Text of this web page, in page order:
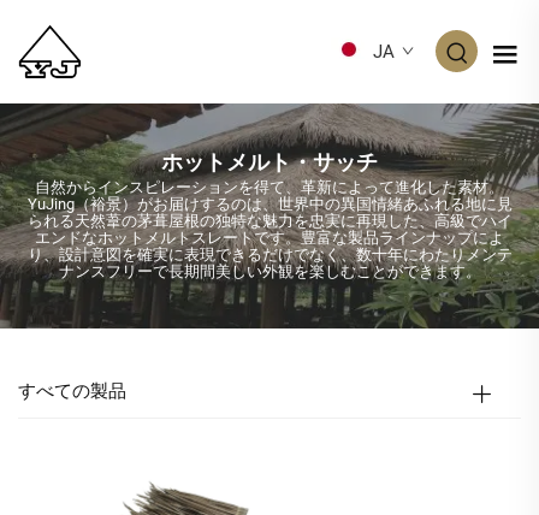
JA
ホットメルト・サッチ
自然からインスピレーションを得て、革新によって進化した素材。
YuJing（裕景）がお届けするのは、世界中の異国情緒あふれる地に見
られる天然葦の茅葺屋根の独特な魅力を忠実に再現した、高級でハイ
エンドなホットメルトスレートです。豊富な製品ラインナップによ
り、設計意図を確実に表現できるだけでなく、数十年にわたりメンテ
ナンスフリーで長期間美しい外観を楽しむことができます。
すべての製品